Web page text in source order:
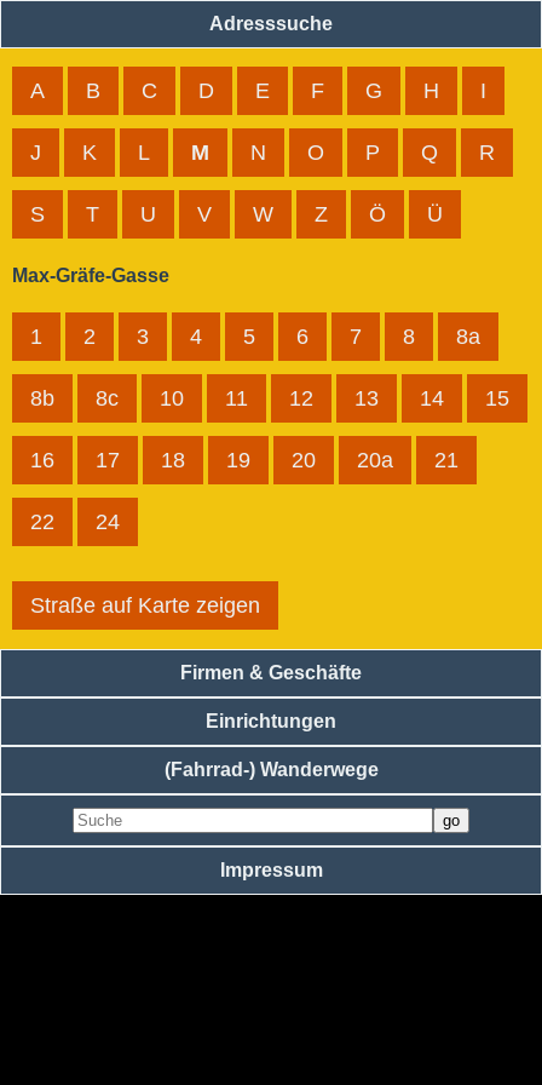
Adresssuche
A B C D E F G H I
J K L M N O P Q R
S T U V W Z Ö Ü
Max-Gräfe-Gasse
1 2 3 4 5 6 7 8 8a
8b 8c 10 11 12 13 14 15
16 17 18 19 20 20a 21
22 24
Straße auf Karte zeigen
Firmen & Geschäfte
Einrichtungen
(Fahrrad-) Wanderwege
Impressum